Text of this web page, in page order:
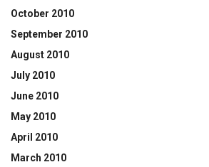
October 2010
September 2010
August 2010
July 2010
June 2010
May 2010
April 2010
March 2010